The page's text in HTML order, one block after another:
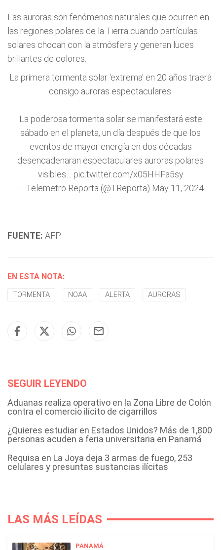
Las auroras son fenómenos naturales que ocurren en
las regiones polares de la Tierra cuando partículas
solares chocan con la atmósfera y generan luces
brillantes de colores.
La primera tormenta solar 'extrema' en 20 años traerá
consigo auroras espectaculares.
La poderosa tormenta solar se manifestará este
sábado en el planeta, un día después de que los
eventos de mayor energía en dos décadas
desencadenaran espectaculares auroras polares
visibles… pic.twitter.com/x05HHFa5sy
— Telemetro Reporta (@TReporta) May 11, 2024
FUENTE: AFP
EN ESTA NOTA:
TORMENTA NOAA ALERTA AURORAS
SEGUIR LEYENDO
Aduanas realiza operativo en la Zona Libre de Colón
contra el comercio ilícito de cigarrillos
¿Quieres estudiar en Estados Unidos? Más de 1,800
personas acuden a feria universitaria en Panamá
Requisa en La Joya deja 3 armas de fuego, 253
celulares y presuntas sustancias ilícitas
LAS MÁS LEÍDAS
PANAMÁ